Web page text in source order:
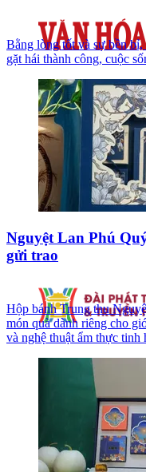
Bằng lòng tốt và sự bền
gặt hái thành công, cuộc
Nguyệt Lan Phú
gửi trao
Hộp bánh Trung thu
món quà dành riêng cho
và nghệ thuật ẩm thực tinh